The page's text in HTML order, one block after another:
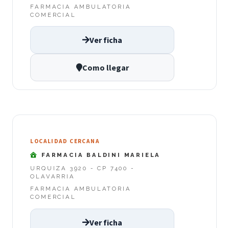
FARMACIA AMBULATORIA
COMERCIAL
Ver ficha
Como llegar
LOCALIDAD CERCANA
FARMACIA BALDINI MARIELA
URQUIZA 3920 - CP 7400 -
OLAVARRIA
FARMACIA AMBULATORIA
COMERCIAL
Ver ficha